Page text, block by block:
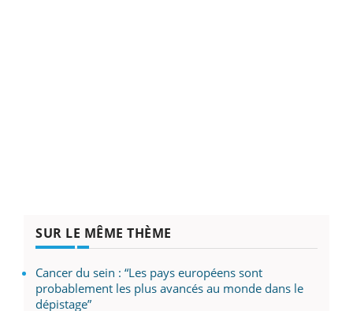
SUR LE MÊME THÈME
Cancer du sein : “Les pays européens sont
probablement les plus avancés au monde dans le
dépistage”